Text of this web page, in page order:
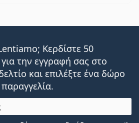
Κερδίστε 50
την εγγραφή σας στο
και επιλέξτε ένα δώρο